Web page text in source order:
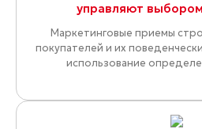
управляют
Маркетинговые приемы
покупателей и их
использование